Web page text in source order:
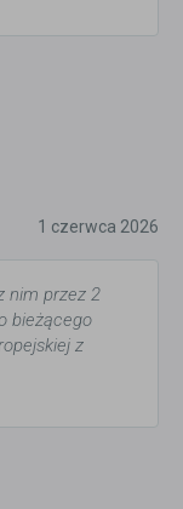
1 czerwca 2026
nim przez 2
bieżącego
z